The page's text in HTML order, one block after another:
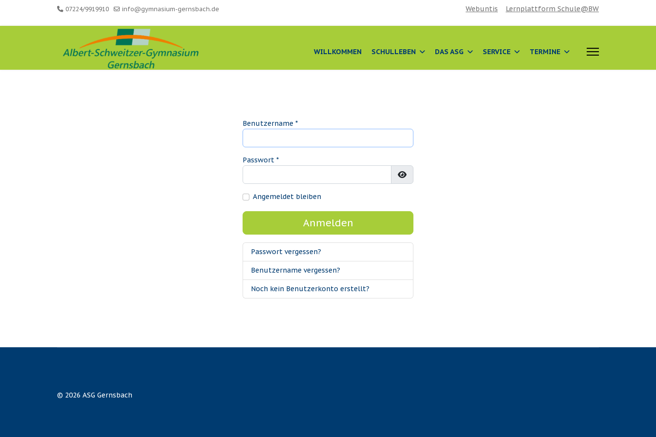
07224/9919910 info@gymnasium-gernsbach.de Webuntis Lernplattform Schule@BW
WILLKOMMEN SCHULLEBEN DAS ASG SERVICE TERMINE
Benutzername *
Passwort *
Passwort anzeigen
Angemeldet bleiben
Anmelden
Passwort vergessen?
Benutzername vergessen?
Noch kein Benutzerkonto erstellt?
© 2026 ASG Gernsbach